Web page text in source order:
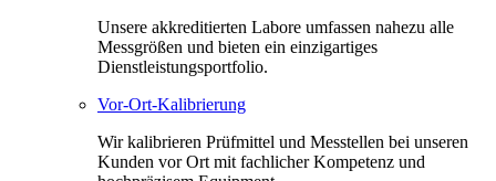
Unsere akkreditierten Labore umfassen nahezu alle
Messgrößen und bieten ein einzigartiges
Dienstleistungsportfolio.
Vor-Ort-Kalibrierung
Wir kalibrieren Prüfmittel und Messtellen bei unseren
Kunden vor Ort mit fachlicher Kompetenz und